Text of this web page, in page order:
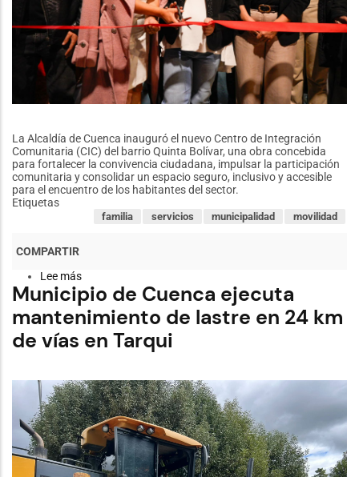
La Alcaldía de Cuenca inauguró el nuevo Centro de Integración
Comunitaria (CIC) del barrio Quinta Bolívar, una obra concebida
para fortalecer la convivencia ciudadana, impulsar la participación
comunitaria y consolidar un espacio seguro, inclusivo y accesible
para el encuentro de los habitantes del sector.
Etiquetas
movilidad
municipalidad
servicios
familia
Lee más
Municipio
de
Cuenca
entrega
nuevo
Integración
Comunitaria
al
sector
de
Quinta
Bolívar
Municipio de Cuenca ejecuta
mantenimiento de lastre en 24 km
de vías en Tarqui